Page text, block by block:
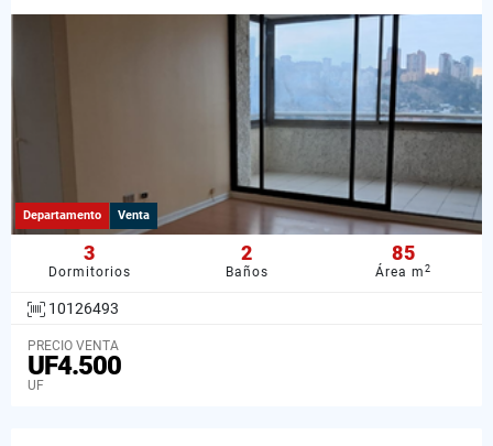
Departamento Venta
3
Dormitorios
2
Baños
85
Área m2
10126493
PRECIO VENTA
UF4.500
UF